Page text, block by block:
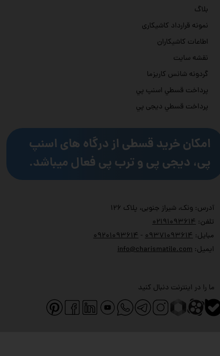
ما را در اینترنت دنبال کنید
آدرس: ونک، شیراز جنوبی، پلاک ۱۲۶
تلفن:
۰۲۱۹۱۰۹۳۶۱۴
مبایل:
۰۹۳۷۱۰۹۳۶۱۴ - ۰۹۲۰۱۰۹۳۶۱۴
ایمیل:info@charismatile.com
بلاگ
نمونه قرارداد کاشیکاری
اطاعات کاشیکاران
نقشه سایت
گردونه شانس کاریزما
پرداخت قسطي اسنپ پي
پرداخت قسطي دیجی پي
امکان خرید قسطی از درگاه های اسنپ
پی، دیجی پی و ترب پی فعال میباشد.